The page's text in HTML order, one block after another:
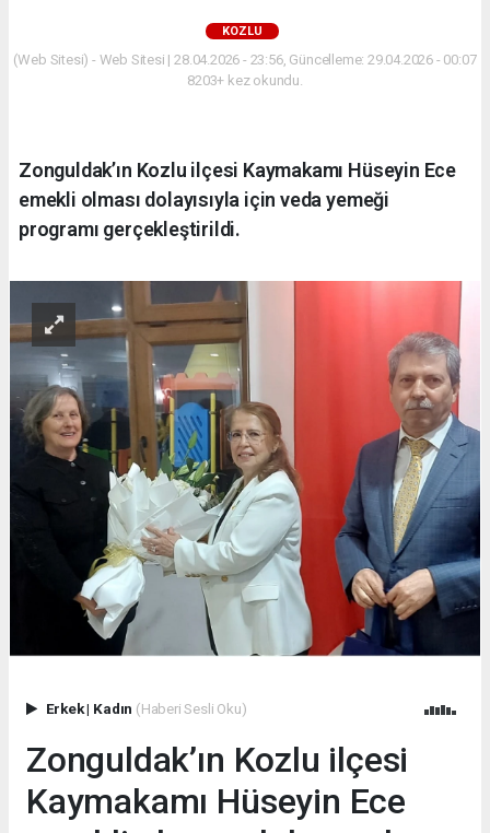
KOZLU
(Web Sitesi) - Web Sitesi | 28.04.2026 - 23:56, Güncelleme: 29.04.2026 - 00:07
8203+ kez okundu.
Zonguldak’ın Kozlu ilçesi Kaymakamı Hüseyin Ece
emekli olması dolayısıyla için veda yemeği
programı gerçekleştirildi.
Erkek| Kadın (Haberi Sesli Oku)
Zonguldak’ın Kozlu ilçesi
Kaymakamı Hüseyin Ece